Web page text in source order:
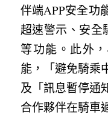
伴端APP安全功
超速警示、安全
等功能。此外
能，「避免騎乘
及「訊息暫停通
合作夥伴在騎車